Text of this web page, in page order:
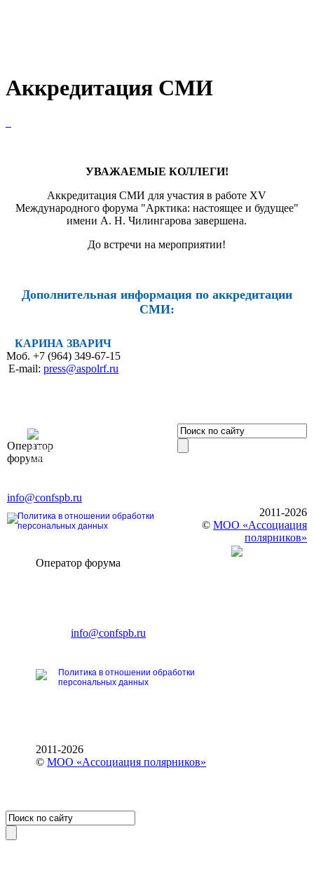
Аккредитация СМИ
УВАЖАЕМЫЕ КОЛЛЕГИ!
Аккредитация СМИ для участия в работе XV
Международного форума "Арктика: настоящее и будущее"
имени А. Н. Чилингарова завершена.
До встречи на мероприятии!
Дополнительная информация по аккредитации
СМИ:
КАРИНА ЗВАРИЧ
Моб. +7 (964) 349-67-15
E-mail: press@aspolrf.ru
Оператор
форума
Элит»
196191, г. Санкт-Петербург,
info@confspb.ru
Политика в отношении обработки
персональных данных
2011-2026
© МОО «Ассоциация
полярников»
Оператор форума
E-mail:info@confspb.ru
Политика в отношении обработки
персональных данных
2011-2026
©МОО «Ассоциация полярников»